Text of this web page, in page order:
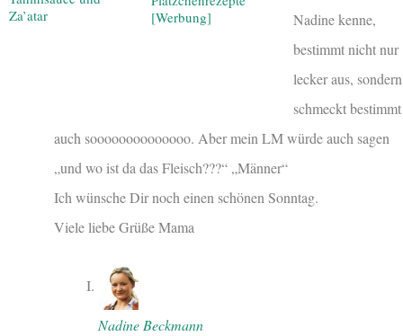
Za’atar
[Werbung]
Nadine kenne,
bestimmt nicht nur
lecker aus, sondern
schmeckt bestimmt
auch soooooooooooooo. Aber mein LM würde auch sagen
„und wo ist da das Fleisch???“ „Männer“
Ich wünsche Dir noch einen schönen Sonntag.
Viele liebe Grüße Mama
Nadine Beckmann